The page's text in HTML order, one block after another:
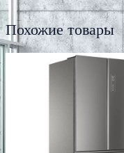
Похожие товары